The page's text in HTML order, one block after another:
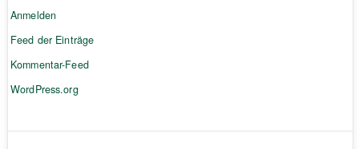
Anmelden
Feed der Einträge
Kommentar-Feed
WordPress.org